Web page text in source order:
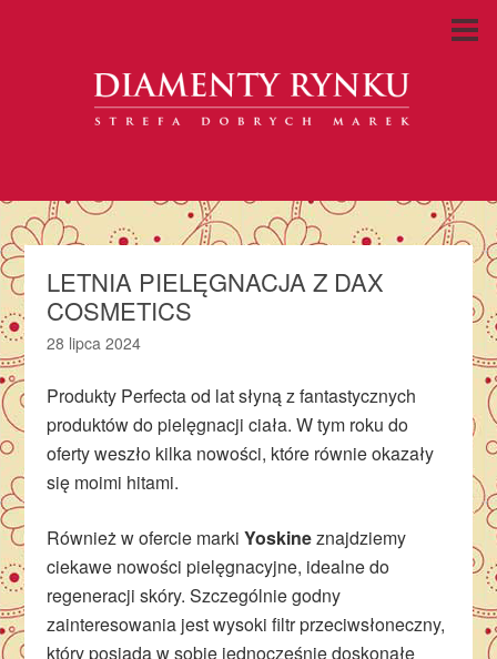
LETNIA PIELĘGNACJA Z DAX
COSMETICS
28 lipca 2024
Produkty Perfecta od lat słyną z fantastycznych
produktów do pielęgnacji ciała. W tym roku do
oferty weszło kilka nowości, które równie okazały
się moimi hitami.
Również w ofercie markiYoskineznajdziemy
ciekawe nowości pielęgnacyjne, idealne do
regeneracji skóry. Szczególnie godny
zainteresowania jest wysoki filtr przeciwsłoneczny,
który posiada w sobie jednocześnie doskonałe